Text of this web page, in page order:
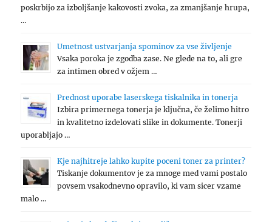
poskrbijo za izboljšanje kakovosti zvoka, za zmanjšanje hrupa,
…
Umetnost ustvarjanja spominov za vse življenje
Vsaka poroka je zgodba zase. Ne glede na to, ali gre
za intimen obred v ožjem …
Prednost uporabe laserskega tiskalnika in tonerja
Izbira primernega tonerja je ključna, če želimo hitro
in kvalitetno izdelovati slike in dokumente. Tonerji
uporabljajo …
Kje najhitreje lahko kupite poceni toner za printer?
Tiskanje dokumentov je za mnoge med vami postalo
povsem vsakodnevno opravilo, ki vam sicer vzame
malo …